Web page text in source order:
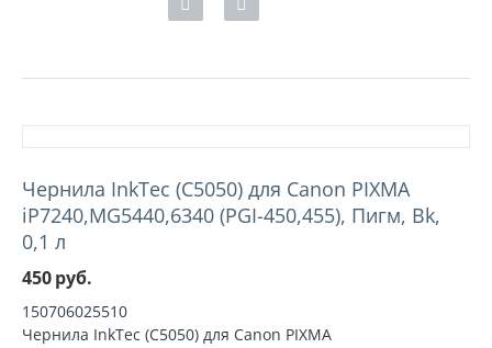
Чернила InkTec (C5050) для Canon PIXMA
iP7240,MG5440,6340 (PGI-450,455), Пигм, Bk,
0,1 л
450руб.
150706025510
Чернила InkTec (C5050) для Canon PIXMA